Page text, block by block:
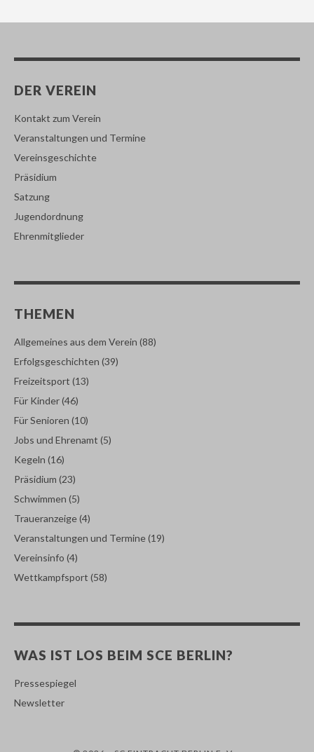
DER VEREIN
Kontakt zum Verein
Veranstaltungen und Termine
Vereinsgeschichte
Präsidium
Satzung
Jugendordnung
Ehrenmitglieder
THEMEN
Allgemeines aus dem Verein (88)
Erfolgsgeschichten (39)
Freizeitsport (13)
Für Kinder(46)
Für Senioren (10)
Jobs und Ehrenamt (5)
Kegeln (16)
Präsidium (23)
Schwimmen (5)
Traueranzeige(4)
Veranstaltungen und Termine(19)
Vereinsinfo (4)
Wettkampfsport (58)
WAS IST LOS BEIM SCE BERLIN?
Pressespiegel
Newsletter